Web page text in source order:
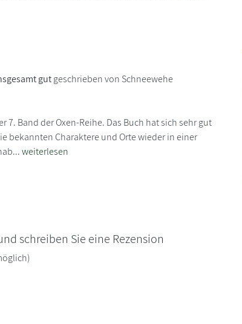
gutgeschrieben von Schneewehe
7. Band der Oxen-Reihe. Das Buch hat sich sehr gut
bekannten Charaktere und Orte wieder in einer
weiterlesen
schreiben Sie eine Rezension